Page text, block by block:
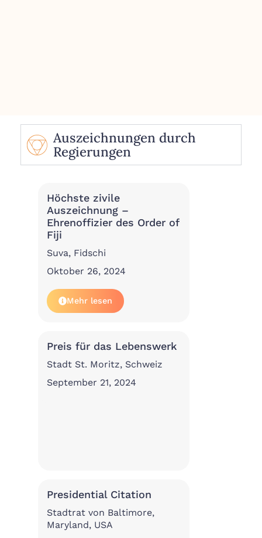
Auszeichnungen durch
Regierungen
Höchste zivile
Auszeichnung –
Ehrenoffizier des Order of
Fiji
Suva, Fidschi
Oktober 26, 2024
Mehr lesen
Preis für das Lebenswerk
Stadt St. Moritz, Schweiz
September 21, 2024
Presidential Citation
Stadtrat von Baltimore,
Maryland, USA